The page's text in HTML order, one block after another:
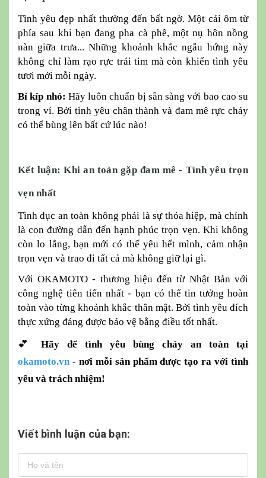
Tình yêu đẹp nhất thường đến bất ngờ. Một cái ôm từ
phía sau khi bạn đang pha cà phê, một nụ hôn nồng
nàn giữa trưa... Những khoảnh khắc ngẫu hứng này
không chỉ làm rạo rực trái tim mà còn khiến tình yêu
tươi mới mỗi ngày.
Bí kíp nhỏ: Hãy luôn chuẩn bị sẵn sàng với bao cao su
trong ví. Bởi tình yêu chân thành và đam mê rực cháy
có thể bùng lên bất cứ lúc nào!
Kết luận: Khi an toàn gặp đam mê - Tình yêu trọn
vẹn nhất
Tình dục an toàn không phải là sự thỏa hiệp, mà chính
là con đường dẫn đến hạnh phúc trọn vẹn. Khi không
còn lo lắng, bạn mới có thể yêu hết mình, cảm nhận
trọn vẹn và trao đi tất cả mà không giữ lại gì.
Với OKAMOTO - thương hiệu đến từ Nhật Bản với
công nghệ tiên tiến nhất - bạn có thể tin tưởng hoàn
toàn vào từng khoảnh khắc thân mật. Bởi tình yêu đích
thực xứng đáng được bảo vệ bằng điều tốt nhất.
💕
Hãy để tình yêu bùng cháy an toàn tại
okamoto.vn - nơi mỗi sản phẩm được tạo ra với tình
yêu và trách nhiệm!
Viết bình luận của bạn: